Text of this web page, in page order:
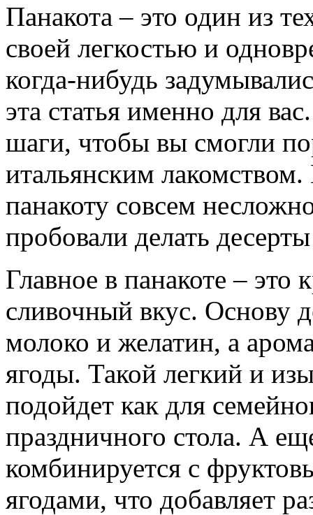
Панакота – это один из
своей легкостью и
когда-нибудь
эта статья именно для
шаги, чтобы вы смогли
итальянским лакомством.
панакоту совсем
пробовали делать
Главное в панакоте – это
сливочный вкус. Основу
молоко и желатин, а
ягоды. Такой легкий и
подойдет как для
праздничного стола. А
комбинируется с
ягодами, что добавляет